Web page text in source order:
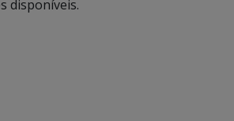
disponíveis.